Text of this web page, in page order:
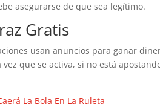
asegurarse de que sea legítimo.
Gratis
usan anuncios para ganar
que se activa, si no está
La Bola En La Ruleta